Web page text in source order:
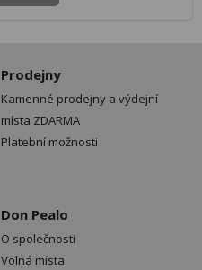
Prodejny
Kamenné prodejny a výdejní
místa ZDARMA
Platební možnosti
Don Pealo
O společnosti
Volná místa